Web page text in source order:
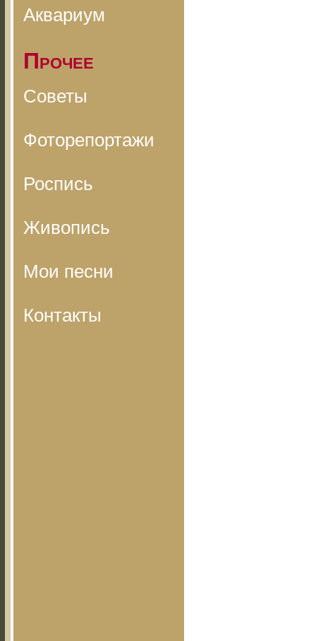
Аквариум
Прочее
Советы
Фоторепортажи
Роспись
Живопись
Мои песни
Контакты